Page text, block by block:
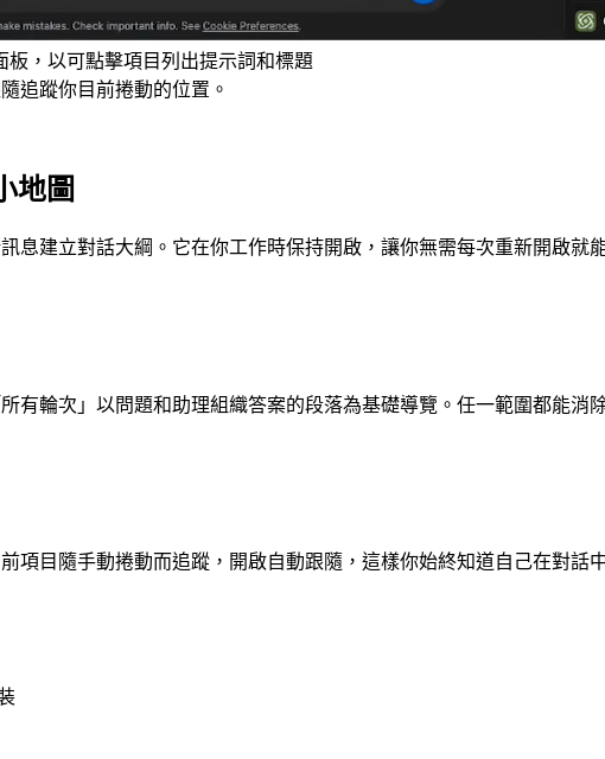
板，以可點擊項目列出提示詞和標題
追蹤你目前捲動的位置。
地圖
息建立對話大綱。它在你工作時保持開啟，讓你無需每次重新開啟就
有輪次」以問題和助理組織答案的段落為基礎導覽。任一範圍都能消
項目隨手動捲動而追蹤，開啟自動跟隨，這樣你始終知道自己在對話